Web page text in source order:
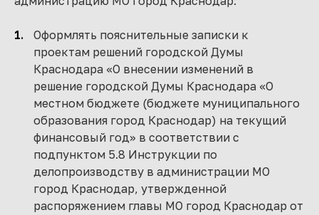
Оформлять пояснительные записки к
проектам решений городской Думы
Краснодара «О внесении изменений в
решение городской Думы Краснодара «О
местном бюджете (бюджете муниципального
образования город Краснодар) на текущий
финансовый год» в соответствии с
подпунктом 5.8 Инструкции по
делопроизводству в администрации МО
город Краснодар, утвержденной
распоряжением главы МО город Краснодар от